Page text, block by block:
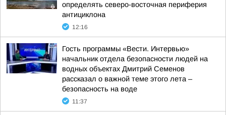
определять северо-восточная периферия
антициклона
12:16
Гость программы «Вести. Интервью»
начальник отдела безопасности людей на
водных объектах Дмитрий Семенов
рассказал о важной теме этого лета –
безопасность на воде
11:37